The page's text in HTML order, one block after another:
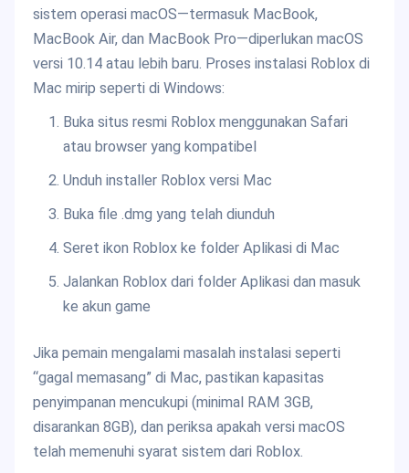
sistem operasi macOS—termasuk MacBook,
MacBook Air, dan MacBook Pro—diperlukan macOS
versi 10.14 atau lebih baru. Proses instalasi Roblox di
Mac mirip seperti di Windows:
Buka situs resmi Roblox menggunakan Safari
atau browser yang kompatibel
Unduh installer Roblox versi Mac
Buka file .dmg yang telah diunduh
Seret ikon Roblox ke folder Aplikasi di Mac
Jalankan Roblox dari folder Aplikasi dan masuk
ke akun game
Jika pemain mengalami masalah instalasi seperti
“gagal memasang” di Mac, pastikan kapasitas
penyimpanan mencukupi (minimal RAM 3GB,
disarankan 8GB), dan periksa apakah versi macOS
telah memenuhi syarat sistem dari Roblox.